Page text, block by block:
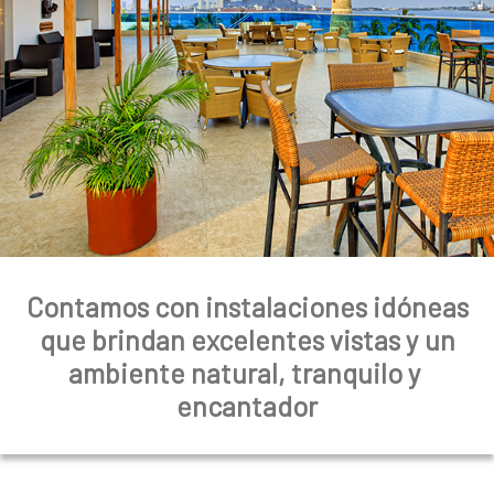
a
l
Contamos con instalaciones idóneas
que brindan excelentes vistas y un
ambiente natural, tranquilo y
encantador